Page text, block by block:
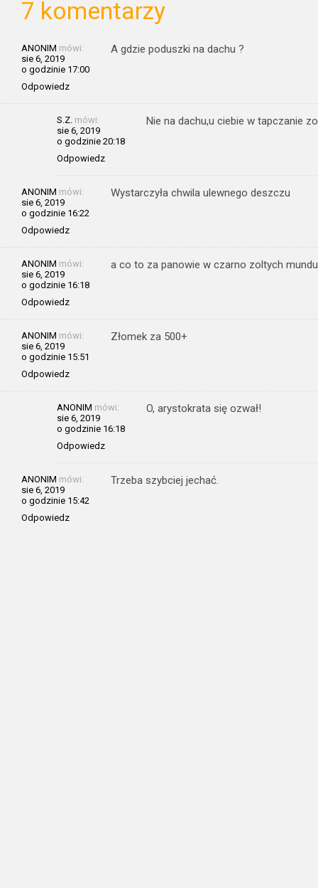
7 komentarzy
ANONIM mówi:
sie 6, 2019
o godzinie 17:00
Odpowiedz
A gdzie poduszki na dachu ?
S.Z. mówi:
sie 6, 2019
o godzinie 20:18
Odpowiedz
Nie na dachu,u ciebie w tapczanie
ANONIM mówi:
sie 6, 2019
o godzinie 16:22
Odpowiedz
Wystarczyła chwila ulewnego deszczu
ANONIM mówi:
sie 6, 2019
o godzinie 16:18
Odpowiedz
a co to za panowie w czarno zoltych
ANONIM mówi:
sie 6, 2019
o godzinie 15:51
Odpowiedz
Złomek za 500+
ANONIM mówi:
sie 6, 2019
o godzinie 16:18
Odpowiedz
O, arystokrata się ozwał!
ANONIM mówi:
sie 6, 2019
o godzinie 15:42
Odpowiedz
Trzeba szybciej jechać.